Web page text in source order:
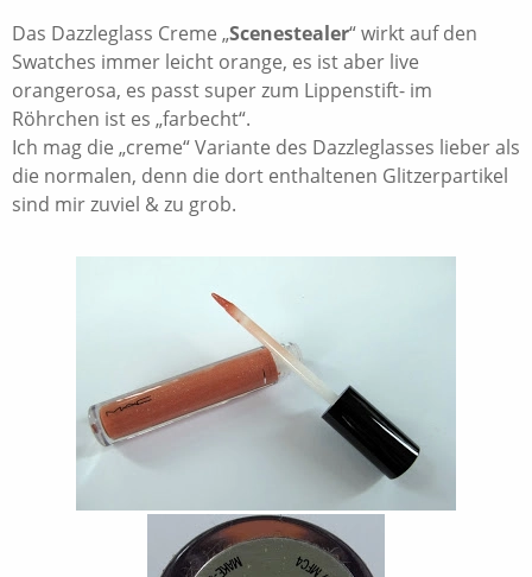
Das Dazzleglass Creme „Scenestealer“ wirkt auf den
Swatches immer leicht orange, es ist aber live
orangerosa, es passt super zum Lippenstift- im
Röhrchen ist es „farbecht“.
Ich mag die „creme“ Variante des Dazzleglasses lieber als
die normalen, denn die dort enthaltenen Glitzerpartikel
sind mir zuviel & zu grob.